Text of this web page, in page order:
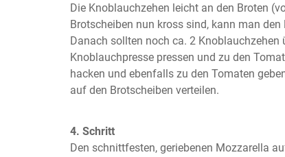
Die Knoblauchzehen leicht an den Broten
Brotscheiben nun kross sind, kann man
Danach sollten noch ca. 2 Knoblauchzehen
Knoblauchpresse pressen und zu den
hacken und ebenfalls zu den Tomaten
auf den Brotscheiben verteilen.
4. Schritt
Den schnittfesten, geriebenen Mozzarella